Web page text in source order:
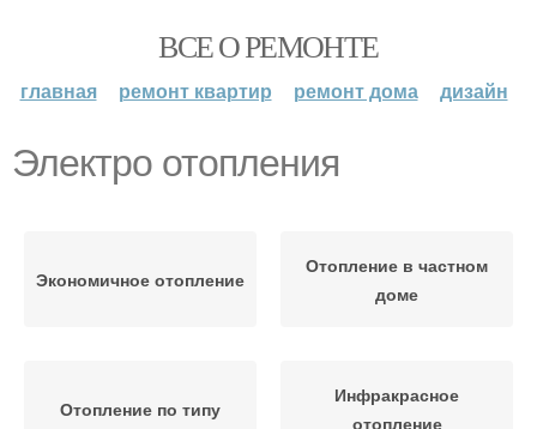
ВСЕ О РЕМОНТЕ
главная ремонт квартир ремонт дома дизайн
Электро отопления
Экономичное отопление
Отопление в частном
доме
Отопление по типу
Инфракрасное
отопление